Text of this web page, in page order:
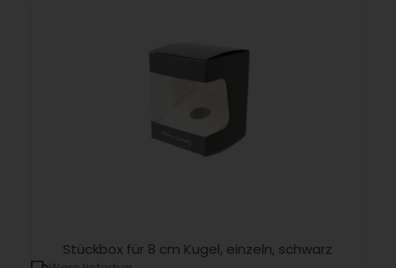
Stückbox für 8 cm Kugel, einzeln, schwarz